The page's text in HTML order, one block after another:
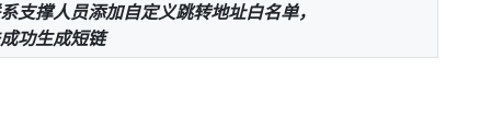
支撑人员添加自定义跳转地址白名单，
功生成短链